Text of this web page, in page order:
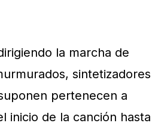
la marcha de
sintetizadores
pertenecen a
inicio de la canción hasta